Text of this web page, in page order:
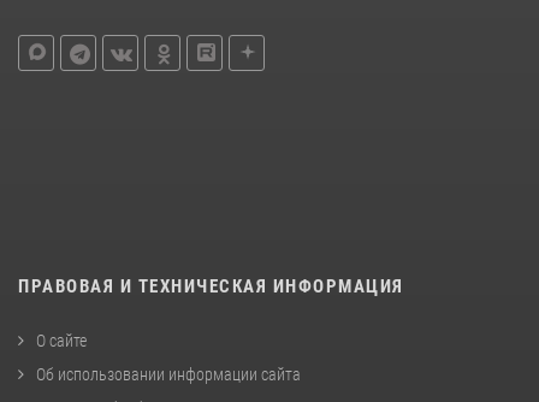
ПРАВОВАЯ И ТЕХНИЧЕСКАЯ ИНФОРМАЦИЯ
О сайте
Об использовании информации сайта